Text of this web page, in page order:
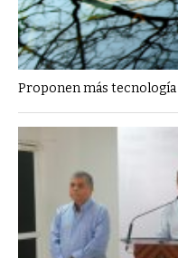
Proponen más tecnología